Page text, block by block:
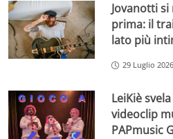
Jovanotti
prima: il
lato più
29 Luglio 2026
LeiKiè
videoclip
PAPmusic